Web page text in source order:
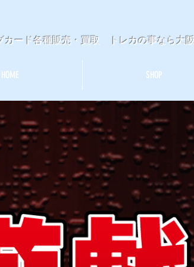
カード各種販売・買取 トレカの事なら大
HOME SHOP